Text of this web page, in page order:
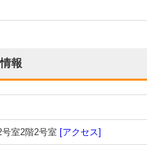
報
室2階2号室 [アクセス]